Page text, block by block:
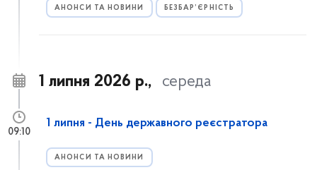
АНОНСИ ТА НОВИНИ БЕЗБАР’ЄРНІСТЬ
1 липня 2026 р., середа
1 липня - День державного реєстратора
АНОНСИ ТА НОВИНИ
09:10